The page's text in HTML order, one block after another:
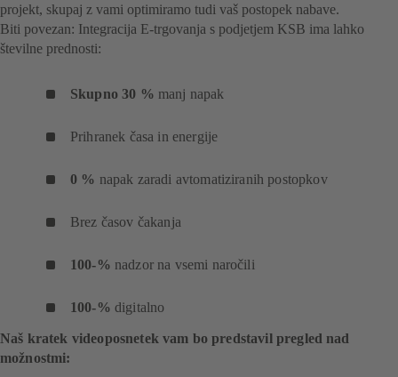
projekt, skupaj z vami optimiramo tudi vaš postopek nabave.
Biti povezan: Integracija E-trgovanja s podjetjem KSB ima lahko
številne prednosti:
Skupno 30 % manj napak
Prihranek časa in energije
0 % napak zaradi avtomatiziranih postopkov
Brez časov čakanja
100-% nadzor na vsemi naročili
100-% digitalno
Naš kratek videoposnetek vam bo predstavil pregled nad
možnostmi: